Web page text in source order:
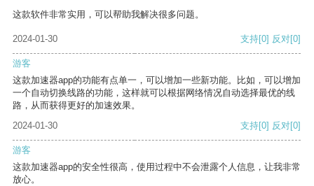
这款软件非常实用，可以帮助我解决很多问题。
2024-01-30 支持[0] 反对[0]
游客
这款加速器app的功能有点单一，可以增加一些新功能。比如，可以增加
一个自动切换线路的功能，这样就可以根据网络情况自动选择最优的线
路，从而获得更好的加速效果。
2024-01-30
支持[0] 反对[0]
游客
这款加速器app的安全性很高，使用过程中不会泄露个人信息，让我非常
放心。